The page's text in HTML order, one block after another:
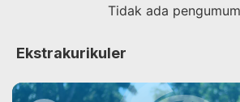
Tidak ada
Ekstrakurikuler